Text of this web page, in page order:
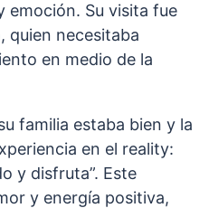
emoción. Su visita fue
quien necesitaba
en medio de la
familia estaba bien y la
en el reality:
y disfruta”. Este
y energía positiva,